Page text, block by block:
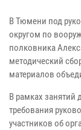
В Тюмени под
округом по
полковника
методический
материалов
В рамках
требования
участников об